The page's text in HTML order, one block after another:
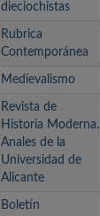
dieciochistas
Rubrica
Contemporánea
Medievalismo
Revista de
Historia Moderna.
Anales de la
Universidad de
Alicante
Boletín